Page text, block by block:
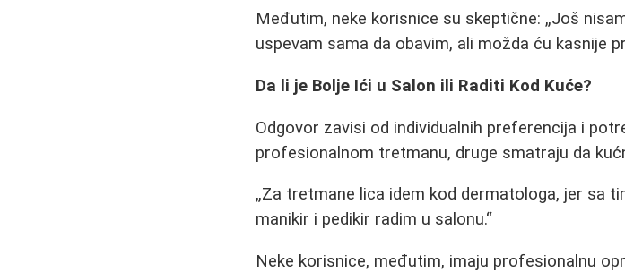
Međutim, neke korisnice su skeptične:
Još
uspevam sama da obavim, ali možda ću kasnije
Da li je Bolje Ići u Salon ili Raditi Kod Kuće?
Odgovor zavisi od individualnih preferencija i
profesionalnom tretmanu, druge smatraju da
Za tretmane lica idem kod dermatologa, jer sa
manikir i pedikir radim u salonu.
Neke korisnice, međutim, imaju profesionalnu